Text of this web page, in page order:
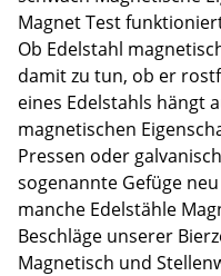
Magnet Test
Ob Edelstahl
damit zu tun, ob er
eines Edelstahls hängt
magnetischen
Pressen oder
sogenannte Gefüge
manche Edelstähle
Beschläge unserer
Magnetisch und